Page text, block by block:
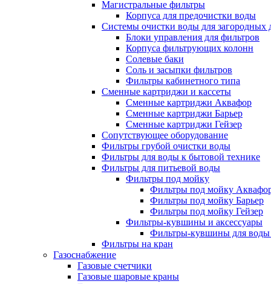
Магистральные фильтры
Корпуса для предочистки воды
Системы очистки воды для загородных
Блоки управления для фильтров
Корпуса фильтрующих колонн
Солевые баки
Соль и засыпки фильтров
Фильтры кабинетного типа
Сменные картриджи и кассеты
Сменные картриджи Аквафор
Сменные картриджи Барьер
Сменные картриджи Гейзер
Сопутствующее оборудование
Фильтры грубой очистки воды
Фильтры для воды к бытовой технике
Фильтры для питьевой воды
Фильтры под мойку
Фильтры под мойку
Фильтры под мойку Барьер
Фильтры под мойку Гейзер
Фильтры-кувшины и аксессуары
Фильтры-кувшины для
Фильтры на кран
Газоснабжение
Газовые счетчики
Газовые шаровые краны